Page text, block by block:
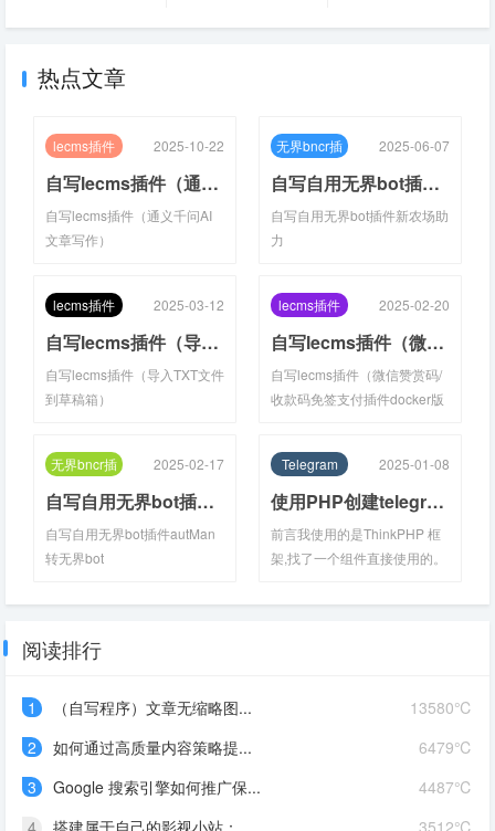
热点文章
lecms插件 2025-10-22
自写lecms插件（通义千问AI文章写作）
自写lecms插件（通义千问AI
文章写作）
无界bncr插
2025-06-07
自写自用无界bot插件新农场助力
自写自用无界bot插件新农场助
力
lecms插件 2025-03-12
自写lecms插件（导入TXT文件到草稿箱）
自写lecms插件（导入TXT文件
到草稿箱）
lecms插件 2025-02-20
自写lecms插件（微信赞赏码/收款码免签支付插件docker版本）
自写lecms插件（微信赞赏码/
收款码免签支付插件docker版
无界bncr插
2025-02-17
自写自用无界bot插件autMan转无界bot
自写自用无界bot插件autMan
转无界bot
Telegram 2025-01-08
使用PHP创建telegram聊天机器人
前言我使用的是ThinkPHP 框
架,找了一个组件直接使用的。
阅读排行
13580℃
1
（自写程序）文章无缩略图...
6479℃
2
如何通过高质量内容策略提...
4487℃
3
Google 搜索引擎如何推广保...
3512℃
4 搭建属于自己的影视小站：...